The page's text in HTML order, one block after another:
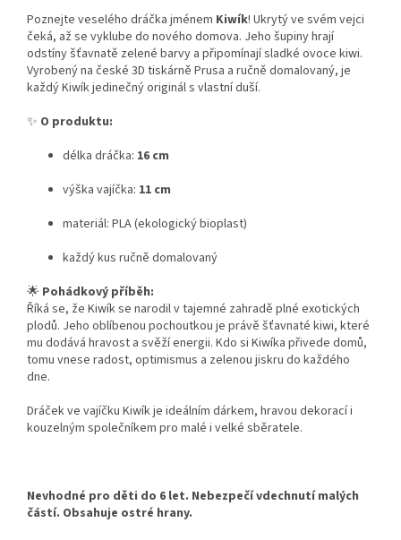
Poznejte veselého dráčka jménem Kiwík! Ukrytý ve svém vejci
čeká, až se vyklube do nového domova. Jeho šupiny hrají
odstíny šťavnatě zelené barvy a připomínají sladké ovoce kiwi.
Vyrobený na české 3D tiskárně Prusa a ručně domalovaný, je
každý Kiwík jedinečný originál s vlastní duší.
✨ O produktu:
délka dráčka: 16 cm
výška vajíčka: 11 cm
materiál: PLA (ekologický bioplast)
každý kus ručně domalovaný
🌟 Pohádkový příběh:
Říká se, že Kiwík se narodil v tajemné zahradě plné exotických
plodů. Jeho oblíbenou pochoutkou je právě šťavnaté kiwi, které
mu dodává hravost a svěží energii. Kdo si Kiwíka přivede domů,
tomu vnese radost, optimismus a zelenou jiskru do každého
dne.
Dráček ve vajíčku Kiwík je ideálním dárkem, hravou dekorací i
kouzelným společníkem pro malé i velké sběratele.
Nevhodné pro děti do 6 let. Nebezpečí vdechnutí malých
částí. Obsahuje ostré hrany.